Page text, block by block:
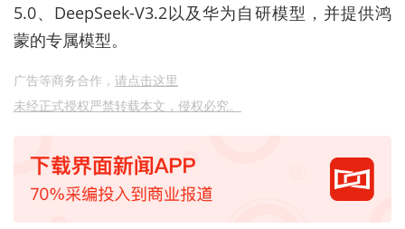
5.0、DeepSeek-V3.2以及华为自研模型，并提供鸿
蒙的专属模型。
广告等商务合作， 请点击这里
未经正式授权严禁转载本文，侵权必究。